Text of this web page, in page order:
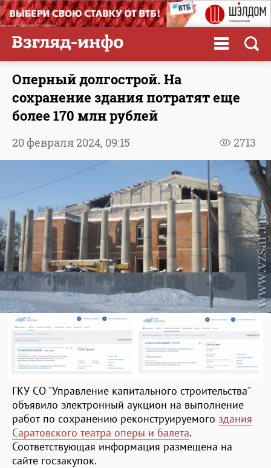
Оперный долгострой. На
сохранение здания потратят еще
более 170 млн рублей
2713
20 февраля 2024, 09:15
ГКУ СО "Управление капитального строительства"
объявило электронный аукцион на выполнение
работ по сохранению реконструируемого здания
Саратовского театра оперы и балета.
Соответствующая информация размещена на
сайте госзакупок.